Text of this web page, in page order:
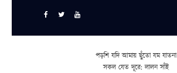
পড়শি যদি আমায় ছুঁতো যম যাতনা
সকল যেত দূরে: লালন সাঁই